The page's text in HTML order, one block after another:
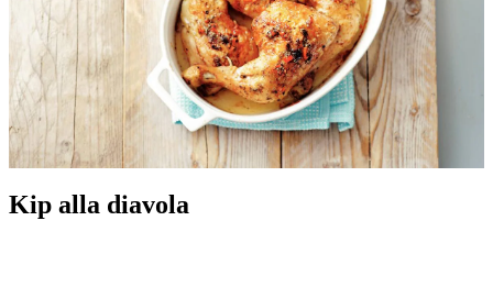
Kip alla diavola